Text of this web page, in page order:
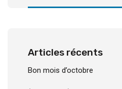
Articles récents
Bon mois d’octobre